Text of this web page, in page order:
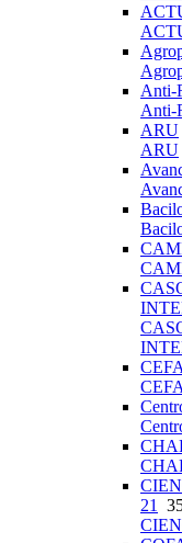
Anti-
Anti-
ARU
ARU
21